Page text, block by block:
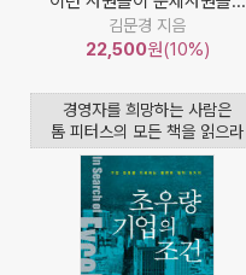
김문경 지음
22,500원(10%)
경영자를 희망하는 사람은
톰 피터스의 모든 책을 읽으라